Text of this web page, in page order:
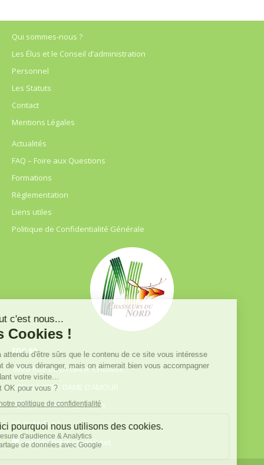
Qui sommes-nous ?
Les Élus et le Conseil d’administration
Personnel
Les Statuts
Contact
Mentions Légales
Actualités
FAQ – Foire aux Questions
Formations
Règlementation
Liens utiles
Politique de Confidentialité Générale
FDC 59
680 B RUE DE LA GRISE CHEMISE
DREVE NOTRE DAME D’AMOUR
59230 ST AMAND LES EAUX
03.20.41.45.63
webfdc59@chasse59.net